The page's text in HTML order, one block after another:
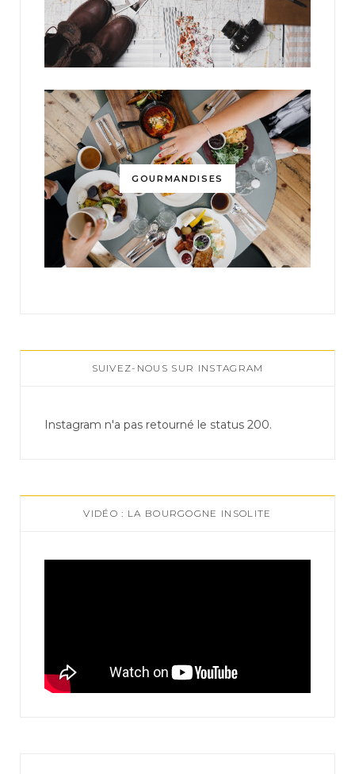
GOURMANDISES
SUIVEZ-NOUS SUR INSTAGRAM
Instagram n'a pas retourné le status 200.
VIDÉO : LA BOURGOGNE INSOLITE